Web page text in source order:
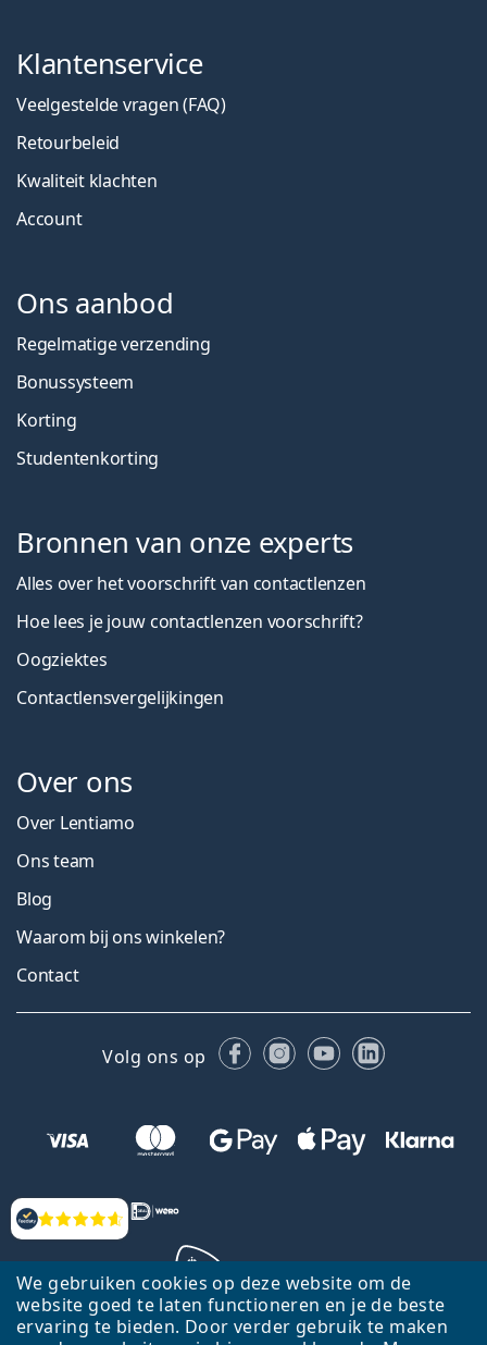
We gebruiken cookies op deze website om de
website goed te laten functioneren en je de beste
ervaring te bieden. Door verder gebruik te maken
Beoordelingen
Klantenservice
Veelgestelde vragen (FAQ)
Retourbeleid
Kwaliteit klachten
Account
Ons aanbod
Regelmatige verzending
Bonussysteem
Korting
Studentenkorting
Bronnen van onze experts
Alles over het voorschrift van contactlenzen
Hoe lees je jouw contactlenzen voorschrift?
Oogziektes
Contactlensvergelijkingen
Over ons
Over Lentiamo
Ons team
Blog
Waarom bij ons winkelen?
Contact
Volg ons op FacebookInstagram
YouTubeLinkedIn